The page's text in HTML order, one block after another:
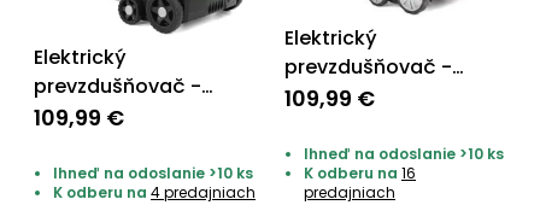
Elektrický
prevzdušňovač -
HECHT 14032
109,99 €
Ihneď na odoslanie >10 ks
K odberu na 4 predajniach
Elektrický
prevzdušňovač -
HECHT 1683 2in1
109,99 €
Ihneď na odoslanie >10 ks
K odberu na 16
predajniach